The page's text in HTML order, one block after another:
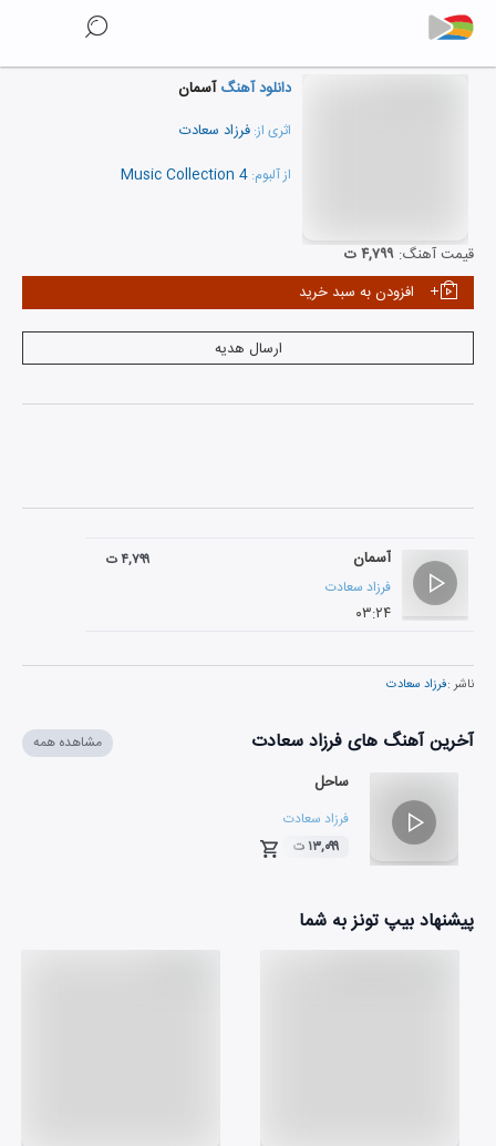
دانلود آهنگآسمان
اثری از: فرزاد سعادت
از آلبوم: Music Collection 4
قیمت آهنگ: ۴,۷۹۹ ت
افزودن به سبد خرید
ارسال هدیه
آسمان
فرزاد سعادت
۰۳:۲۴
۴,۷۹۹ ت
ناشر :فرزاد سعادت
آخرین آهنگ های فرزاد سعادت مشاهده همه
ساحل
فرزاد سعادت
۰۳:۲۰
۱۳,۰۹۹ ت
پیشنهاد بیپ تونز به شما